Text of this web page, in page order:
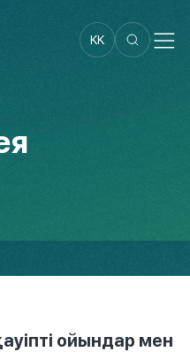
KK
ойындар мен